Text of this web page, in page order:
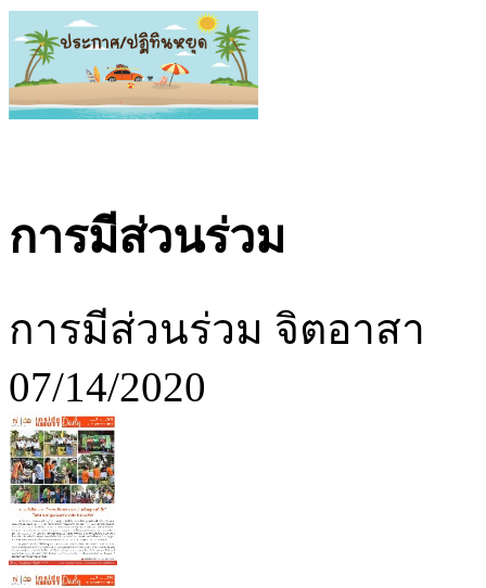
การมีส่วนร่วม
การมีส่วนร่วม จิตอาสา
07/14/2020